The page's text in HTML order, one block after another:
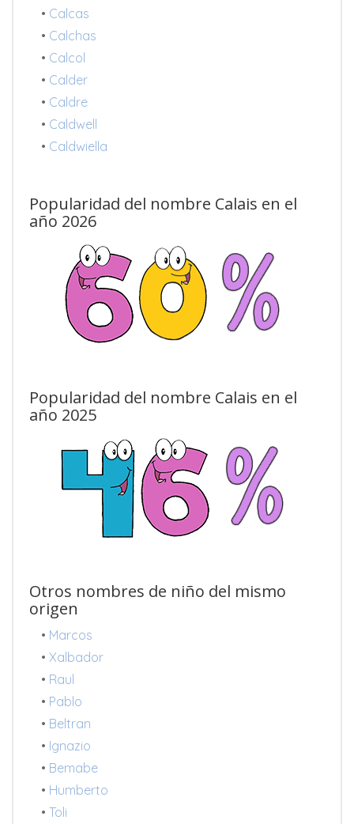
• Calcas
• Calchas
• Calcol
• Calder
• Caldre
• Caldwell
• Caldwiella
Popularidad del nombre Calais en el
año 2026
Popularidad del nombre Calais en el
año 2025
Otros nombres de niño del mismo
origen
• Marcos
• Xalbador
• Raul
• Pablo
• Beltran
• Ignazio
• Bemabe
• Humberto
• Toli